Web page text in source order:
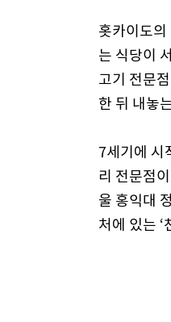
홋카이도의
는 식당이
고기 전문
한 뒤 내놓
7세기에 시
리 전문점
울 홍익대
처에 있는